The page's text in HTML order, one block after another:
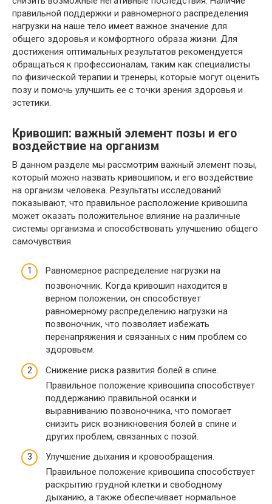
правильной поддержки и равномерного распределения
нагрузки на наше тело имеет важное значение для
общего здоровья и комфортного образа жизни. Для
достижения оптимальных результатов рекомендуется
обращаться к профессионалам, таким как специалисты
по физической терапии и тренеры, которые могут оценить
позу и помочь улучшить ее с точки зрения здоровья и
эстетики.
Кривошип: важный элемент позы и его
воздействие на организм
В данном разделе мы рассмотрим важный элемент позы,
который можно назвать кривошипом, и его воздействие
на организм человека. Результаты исследований
показывают, что правильное расположение кривошипа
может оказать положительное влияние на различные
системы организма и способствовать улучшению общего
самочувствия.
Равномерное распределение нагрузки на
позвоночник. Когда кривошип находится в
верном положении, он способствует
равномерному распределению нагрузки на
позвоночник, что позволяет избежать
перенапряжения и связанных с ним проблем со
здоровьем.
Снижение риска развития болей в спине.
Правильное положение кривошипа способствует
поддержанию правильной осанки и
выравниванию позвоночника, что помогает
снизить риск возникновения болей в спине и
других проблем, связанных с позой.
Улучшение дыхания и кровообращения.
Правильное положение кривошипа способствует
раскрытию грудной клетки и свободному
дыханию, а также обеспечивает нормальное